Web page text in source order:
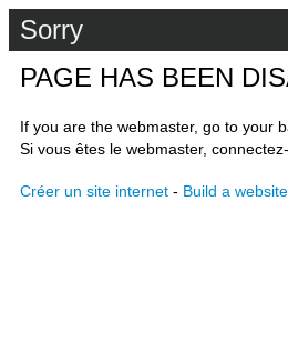
Sorry
PAGE HAS BEEN
If you are the webmaster, go to your
Si vous êtes le webmaster,
Créer un site internet - Build a website